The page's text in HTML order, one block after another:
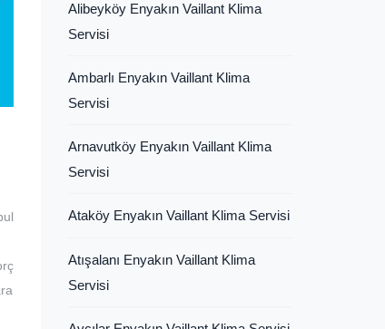
Alibeyköy Enyakın Vaillant Klima
Servisi
Ambarlı Enyakın Vaillant Klima
Servisi
Arnavutköy Enyakın Vaillant Klima
Servisi
Ataköy Enyakın Vaillant Klima Servisi
Atışalanı Enyakın Vaillant Klima
Servisi